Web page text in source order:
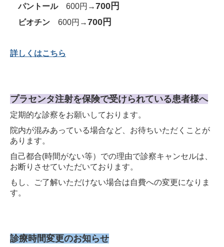
パントール600円→700円
ビオチン 600円→700円
詳しくはこちら
プラセンタ注射を保険で受けられている患者様へ
定期的な診察をお願いしております。
院内が混みあっている場合など、お待ちいただくことが
あります。
自己都合(時間がない等）での理由で診察キャンセルは、
お断りさせていただいております。
もし、ご了解いただけない場合は自費への変更になりま
す。
診療時間変更のお知らせ